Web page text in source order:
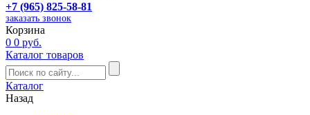
+7 (965) 825-58-81
заказать звонок
Корзина
0 0 руб.
Каталог товаров
Каталог
Назад